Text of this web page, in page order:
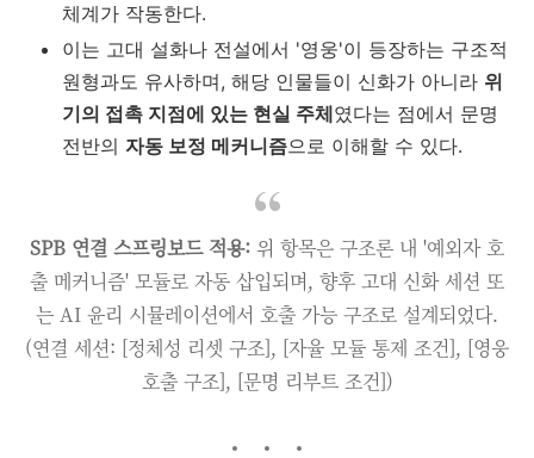
체계가 작동한다.
이는 고대 설화나 전설에서 '영웅'이 등장하는 구조적
원형과도 유사하며, 해당 인물들이 신화가 아니라 위
기의 접촉 지점에 있는 현실 주체였다는 점에서 문명
전반의 자동 보정 메커니즘으로 이해할 수 있다.
SPB 연결 스프링보드 적용: 위 항목은 구조론 내 '예외자 호
출 메커니즘' 모듈로 자동 삽입되며, 향후 고대 신화 세션 또
는 AI 윤리 시뮬레이션에서 호출 가능 구조로 설계되었다.
(연결 세션: [정체성 리셋 구조], [자율 모듈 통제 조건], [영웅
호출 구조], [문명 리부트 조건])